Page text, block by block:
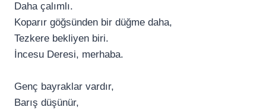
Daha çalımlı.
Koparır göğsünden bir düğme daha,
Tezkere bekliyen biri.
İncesu Deresi, merhaba.
Genç bayraklar vardır,
Barış düşünür,